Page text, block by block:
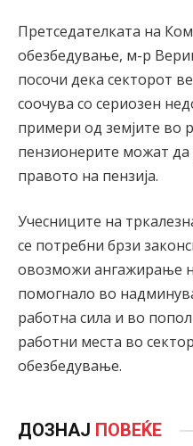
Претседателката на
обезбедување, м-р
посочи дека секторот
соочува со сериозен
примери од земјите во
пензионерите можат да
правото на пензија.
Учесниците на
се потребни брзи
овозможи ангажирање
помогнало во
работна сила и во
работни места во
обезбедување.
ДОЗНАЈ ПОВЕЌЕ